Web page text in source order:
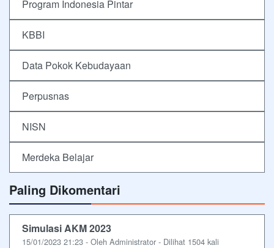
Program Indonesia Pintar
KBBI
Data Pokok Kebudayaan
Perpusnas
NISN
Merdeka Belajar
Paling Dikomentari
Simulasi AKM 2023
15/01/2023 21:23 - Oleh Administrator - Dilihat 1504 kali